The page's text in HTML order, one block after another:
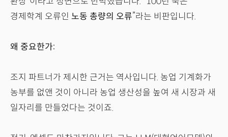
경제학계 오류인 노동 총량의 오류”라는 비판입니다.
왜 중요한가:
조지 파트너가 제시한 근거는 역사입니다. 농업 기계화가
농부를 없앤 것이 아니라 농업 생산성을 높여 새 시장과 새
일자리를 만들었다는 것이죠.